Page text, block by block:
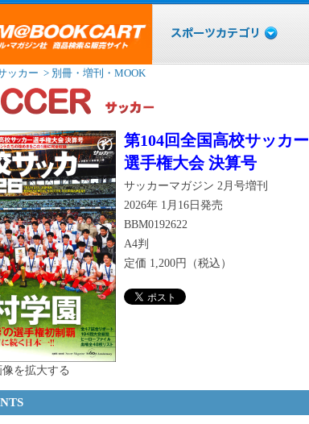
ッカー > 別冊・増刊・MOOK
像を拡大する
第104回全国高校サッカー
選手権大会 決算号
サッカーマガジン 2月号増刊
2026年 1月16日発売
BBM0192622
A4判
定価 1,200円（税込）